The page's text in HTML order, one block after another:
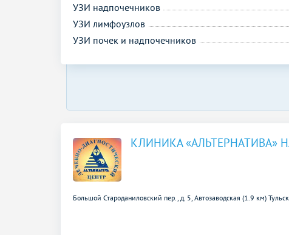
УЗИ надпочечников
УЗИ лимфоузлов
УЗИ почек и надпочечников
КЛИНИКА «АЛЬТЕРНАТИВА»
Большой Староданиловский пер., д. 5, Автозаводская (1.9 км)